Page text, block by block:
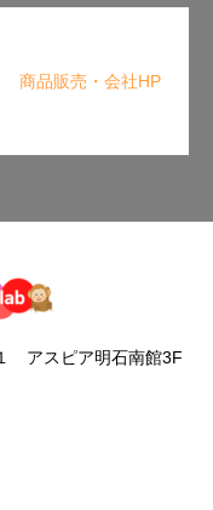
商品販売・会社HP
アスピア明石南館3F